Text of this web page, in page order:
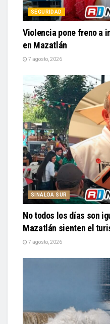
SEGURIDAD
Violencia pone freno a
en Mazatlán
7 agosto, 2026
SINALOA SUR
No todos los días son
Mazatlán sienten el
7 agosto, 2026